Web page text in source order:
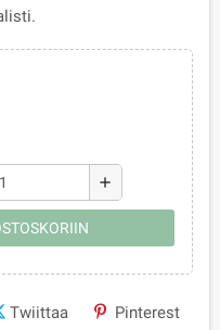
add
Twiittaa Pinterest